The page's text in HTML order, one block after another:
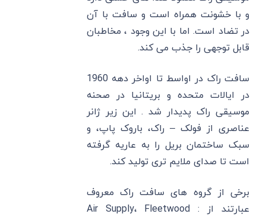
و با خشونت همراه است و سافت با آن
در تضاد است. اما با این وجود ، مخاطبان
قابل توجهی را جذب می کند.
سافت راک در اواسط تا اواخر دهه 1960
در ایالات متحده و بریتانیا در صحنه
موسیقی راک پدیدار شد . این زیر ژانر
عناصری از فولک – راک، باروک پاپ، و
سبک ساختمان بریل را به عاریه گرفته
است تا صدای ملایم تری تولید کند.
برخی از گروه‌ های سافت راک معروف
عبارتند از : Air Supply، Fleetwood